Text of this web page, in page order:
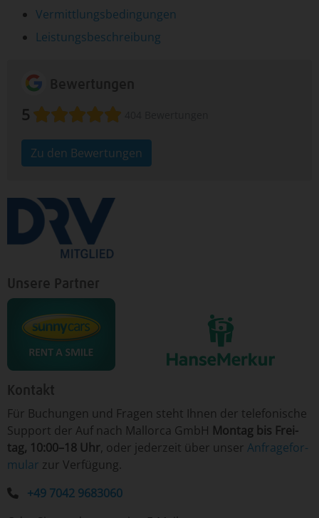
Vermittlungsbedingungen
Leistungsbeschreibung
5
Zu den Bewertungen
Unsere Partner
Kontakt
Für ­Bu­chun­gen un­d Fra­gen ­steht Ih­nen der te­le­fo­nische
Sup­port der Auf nach Mallorca GmbH Mon­tag ­bis Frei­
tag, 10:00–18 Uhr, o­der je­der­zeit ­über­ un­ser An­fra­ge­for­
mu­lar ­zur Ver­fü­gung.
+49 7042 9683060